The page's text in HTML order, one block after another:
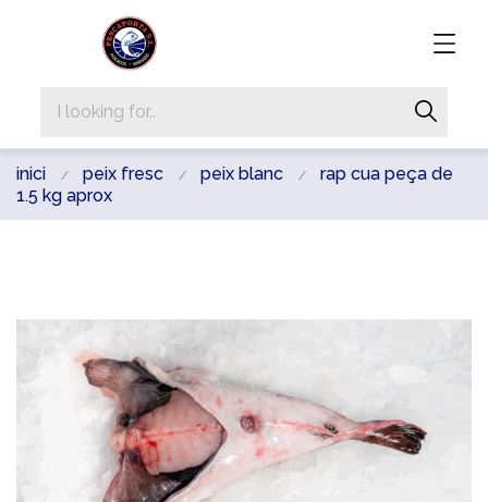
inici peix fresc peix blanc
rap cua peça de
1.5 kg aprox